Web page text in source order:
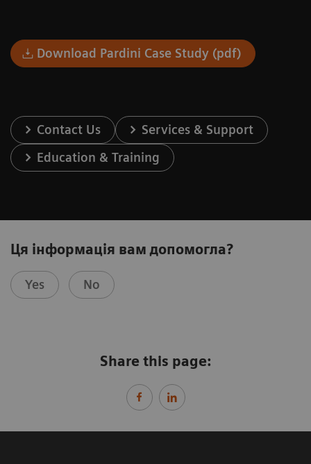
Download Pardini Case Study (pdf)
Contact Us
Services & Support
Education & Training
Ця інформація вам допомогла?
Yes No
Share this page: